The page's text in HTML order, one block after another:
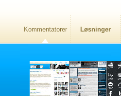
Kommentatorer Løsninger